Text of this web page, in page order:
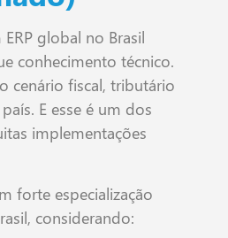
global no Brasil
conhecimento técnico.
cenário fiscal, tributário
E esse é um dos
implementações
forte especialização
considerando: